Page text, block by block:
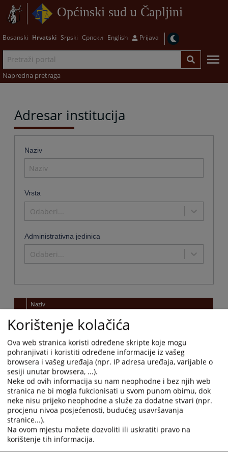
Općinski sud u Čapljini
Bosanski Hrvatski Srpski Српски English Prijava
Napredna pretraga
Adresar institucija
Naziv
Vrsta
Odaberi...
Administrativna jedinica
Odaberi...
Naziv
Općinski sud u Čapljini
Općinski sud u Čapljini
Adresa:
Ruđera Boškovića 12, 88300 Čapljina
Telefon:
036 806 115
Telefaks:
036 806 350
Adresa elektronske pošte:
opsud-capljina@pravosudje.ba
Web stranica:
https://opsud-capljina.pravosudje.ba
Radno vrijeme:
07:30-15:30
Predsjednik:
Druga kontakt osoba:
Davorka Doko
Ostale informacije:
09:00-13:00
Uvjerenje da se ne vodi kazneni postupak; Uvjerenje kako nije
Korištenje kolačića
Ova web stranica koristi određene skripte koje mogu
pohranjivati i koristiti određene informacije iz vašeg
browsera i vašeg uređaja (npr. IP adresa uređaja, varijable o
sesiji unutar browsera, ...).
Neke od ovih informacija su nam neophodne i bez njih web
stranica ne bi mogla fukcionisati u svom punom obimu, dok
neke nisu prijeko neophodne a služe za dodatne stvari (npr.
procjenu nivoa posjećenosti, budućeg usavršavanja
stranice...).
Na ovom mjestu možete dozvoliti ili uskratiti pravo na
korištenje tih informacija.